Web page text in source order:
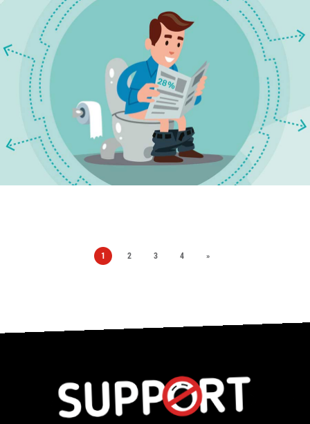
1 2 3 4 »